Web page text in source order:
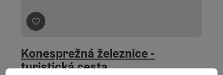
Označit příspěvek
Konesprežná železnice -
turistická cesta